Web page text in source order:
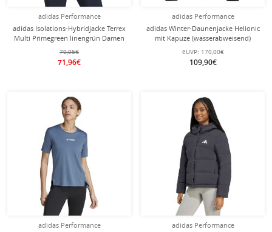
adidas Performance
adidas Isolations-Hybridjacke Terrex
Multi Primegreen linengrün Damen
79,95€
71,96€
adidas Performance
adidas Winter-Daunenjacke Helionic
mit Kapuze (wasserabweisend)
schwarz Damen
eUVP: 170,00€
109,90€
adidas Performance
adidas Performance